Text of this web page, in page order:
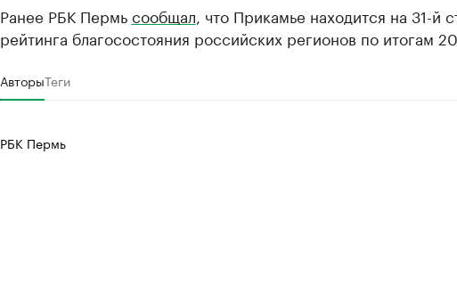
Ранее РБК Пермьсообщал , что Прикамье находится на 31-й
рейтинга благосостояния российских регионов по итогам
АвторыТеги
РБК Пермь